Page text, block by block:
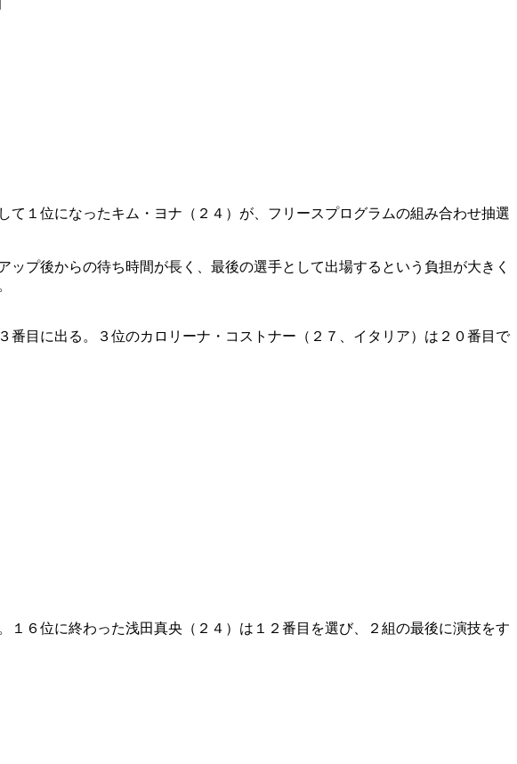
１位になったキム・ヨナ（２４）が、フリースプログラムの組み合わせ抽選
プ後からの待ち時間が長く、最後の選手として出場するという負担が大きく
目に出る。３位のカロリーナ・コストナー（２７、イタリア）は２０番目で
６位に終わった浅田真央（２４）は１２番目を選び、２組の最後に演技をす